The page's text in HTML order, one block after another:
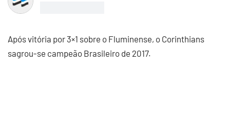
Após vitória por 3×1 sobre o Fluminense, o Corinthians
sagrou-se campeão Brasileiro de 2017.